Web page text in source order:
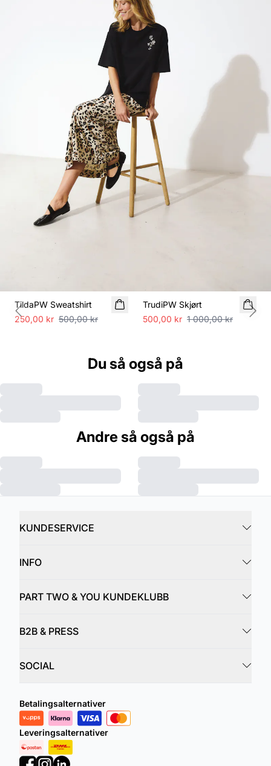
TildaPW Sweatshirt
250,00 kr 500,00 kr
TrudiPW Skjørt
500,00 kr 1 000,00 kr
Previous slide
Du så også på
Andre så også på
KUNDESERVICE
INFO
PART TWO & YOU KUNDEKLUBB
B2B & PRESS
SOCIAL
Betalingsalternativer
Leveringsalternativer